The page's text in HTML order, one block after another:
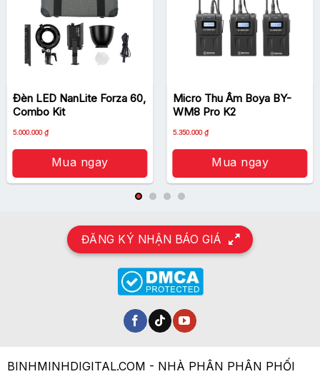
Đèn LED NanLite Forza 60,
Combo Kit
5.000.000₫
Mua ngay
Micro Thu Âm Boya BY-
WM8 Pro K2
Giá
là:
5.700.000 ₫.
5.350.000₫Giá
hiện
tại
là:
5.350.000 ₫.
Mua ngay
ĐĂNG KÝ NHẬN BÁO GIÁ
BINHMINHDIGITAL.COM - NHÀ PHÂN PHÂN PHỐI